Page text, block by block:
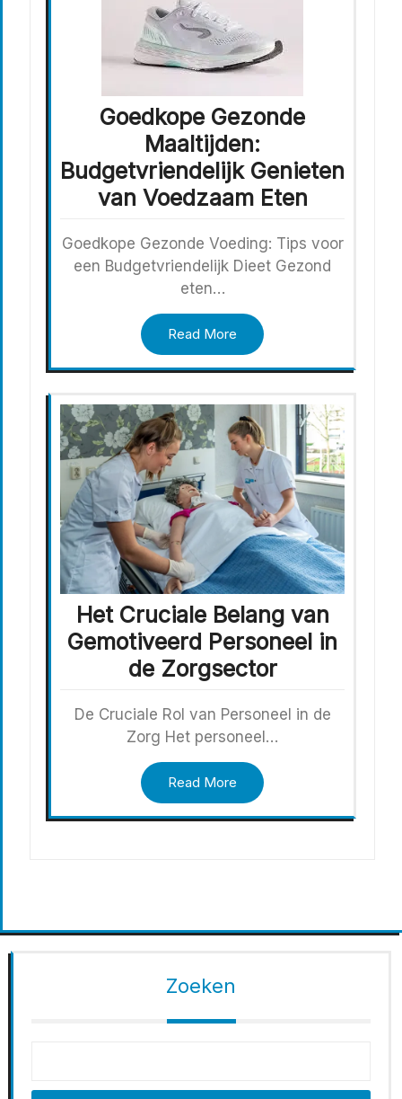
Goedkope Gezonde
Maaltijden:
Budgetvriendelijk Genieten
van Voedzaam Eten
Goedkope Gezonde Voeding: Tips voor
een Budgetvriendelijk Dieet Gezond
eten…
Read More
Het Cruciale Belang van
Gemotiveerd Personeel in
de Zorgsector
De Cruciale Rol van Personeel in de
Zorg Het personeel…
Read More
Zoeken